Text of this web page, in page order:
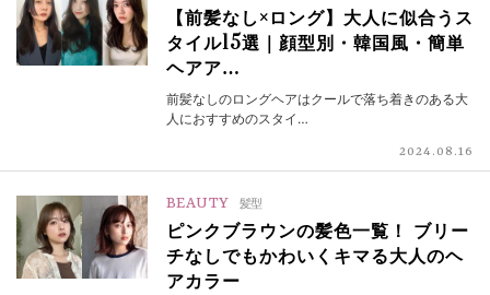
【前髪なし×ロング】大人に似合うス
タイル15選｜顔型別・韓国風・簡単
ヘアア…
前髪なしのロングヘアはクールで落ち着きのある大
人におすすめのスタイ…
2024.08.16
BEAUTY 髪型
ピンクブラウンの髪色一覧！ ブリー
チなしでもかわいくキマる大人のヘ
アカラー